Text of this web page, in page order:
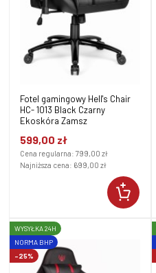
Fotel gamingowy Hell's Chair
HC- 1013 Black Czarny
Ekoskóra Zamsz
599,00 zł
Cena regularna: 799,00 zł
Najniższa cena: 699,00 zł
-25%
WYSYŁKA 24H
NORMA BHP